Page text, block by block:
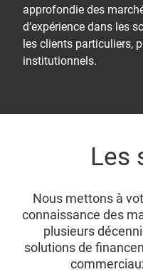
approfondie des
d’expérience dans les
les clients particuliers,
institutionnels.
Les
Nous mettons à
connaissance des
plusieurs
solutions de